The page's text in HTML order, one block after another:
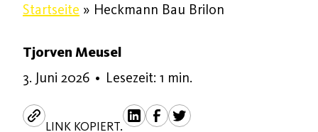
Startseite » Heckmann Bau Brilon
Tjorven Meusel
3. Juni 20263. Juni 2026
• Lesezeit: 1 min.
LINK KOPIERT.